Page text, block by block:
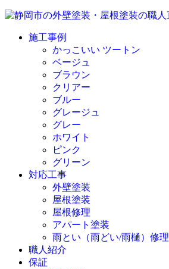
施工事例
かっこいい ツートン
ベージュ
ブラウン
クリアー
ブルー
グレージュ
グレー
ホワイト
ピンク
グリーン
対応工事
外壁塗装
屋根塗装
屋根修理
アパート塗装
雨とい（雨どい/雨樋）修理
職人紹介
保証